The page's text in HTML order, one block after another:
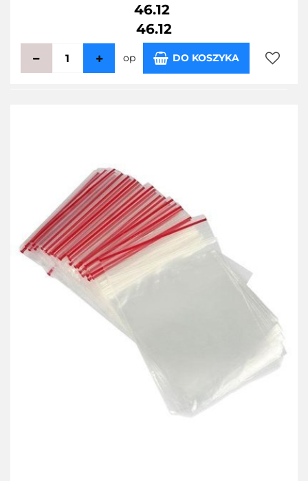
46.12
46.12
op DO KOSZYKA